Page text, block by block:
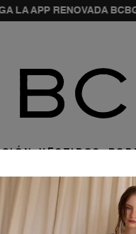
LA APP RENOVADA
VESTIDOS
opción para entrar
DE ACCESO POR E-MAIL